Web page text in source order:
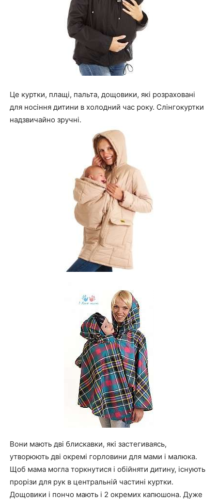
Це куртки, плащі, пальта, дощовики, які розраховані
для носіння дитини в холодний час року. Слінгокуртки
надзвичайно зручні.
Вони мають дві блискавки, які застегиваясь,
утворюють дві окремі горловини для мами і малюка.
Щоб мама могла торкнутися і обійняти дитину, існують
прорізи для рук в центральній частині куртки.
Дощовики і пончо мають і 2 окремих капюшона. Дуже